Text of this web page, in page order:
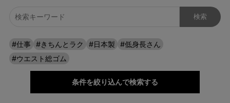
人に向けて、オンラインショップ「CAFE TABi」は日常・非
日常と分けず、近所のカフェで過ごす日常も、ふらっと楽し
む旅行先でも、快適に過ごすための商品づくりを目指してい
ます。
本物のスタンダードを
#仕事 #きちんとラク #日本製
#低身長さん
#ウエスト総ゴム
条件を絞り込んで検索する